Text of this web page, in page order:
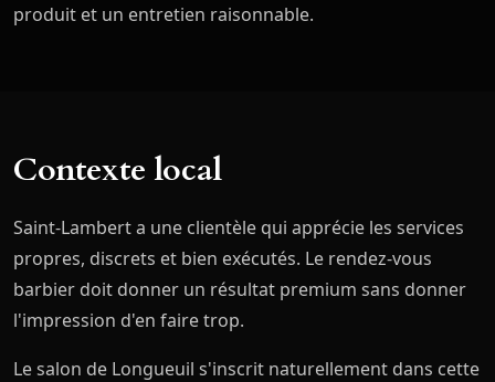
produit et un entretien raisonnable.
Contexte local
Saint-Lambert a une clientèle qui apprécie les services
propres, discrets et bien exécutés. Le rendez-vous
barbier doit donner un résultat premium sans donner
l'impression d'en faire trop.
Le salon de Longueuil s'inscrit naturellement dans cette